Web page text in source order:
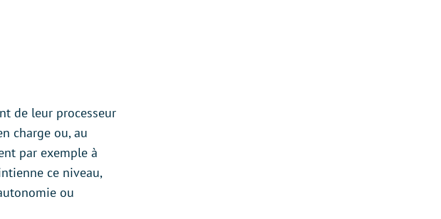
de leur processeur
charge ou, au
par exemple à
ce niveau,
ou